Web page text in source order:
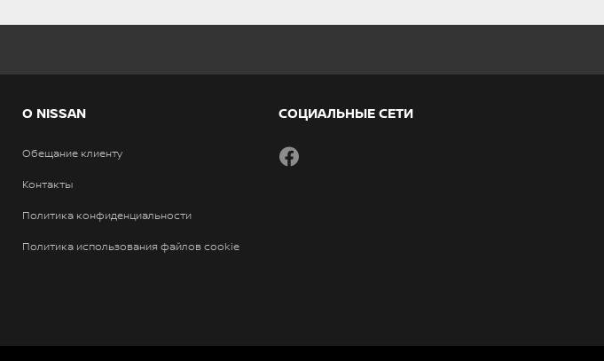
О NISSAN
Обещание клиенту
Контакты
Политика конфиденциальности
Политика использования файлов cookie
СОЦИАЛЬНЫЕ СЕТИ